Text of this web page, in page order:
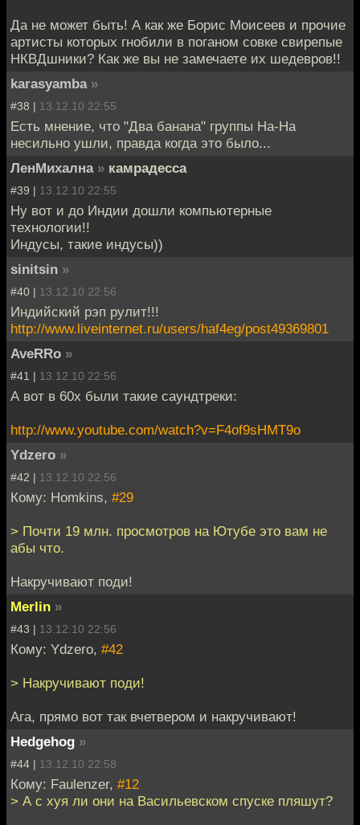
Да не может быть! А как же Борис Моисеев и прочие
артисты которых гнобили в поганом совке свирепые
НКВДшники? Как же вы не замечаете их шедевров!!
karasyamba »
#38 | 13.12.10 22:55
Есть мнение, что "Два банана" группы На-На
несильно ушли, правда когда это было...
ЛенМихална » камрадесса
#39 | 13.12.10 22:55
Ну вот и до Индии дошли компьютерные
технологии!!
Индусы, такие индусы))
sinitsin »
#40 | 13.12.10 22:56
Индийский рэп рулит!!!
http://www.liveinternet.ru/users/haf4eg/post49369801
AveRRo »
#41 | 13.12.10 22:56
А вот в 60х были такие саундтреки:
http://www.youtube.com/watch?v=F4of9sHMT9o
Ydzero »
#42 | 13.12.10 22:56
Кому: Homkins, #29
> Почти 19 млн. просмотров на Ютубе это вам не
абы что.
Накручивают поди!
Merlin »
#43 | 13.12.10 22:56
Кому: Ydzero, #42
> Накручивают поди!
Ага, прямо вот так вчетвером и накручивают!
Hedgehog »
#44 | 13.12.10 22:58
Кому: Faulenzer, #12
> А с хуя ли они на Васильевском спуске пляшут?